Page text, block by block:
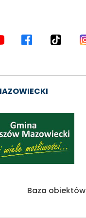
Baza obiektów